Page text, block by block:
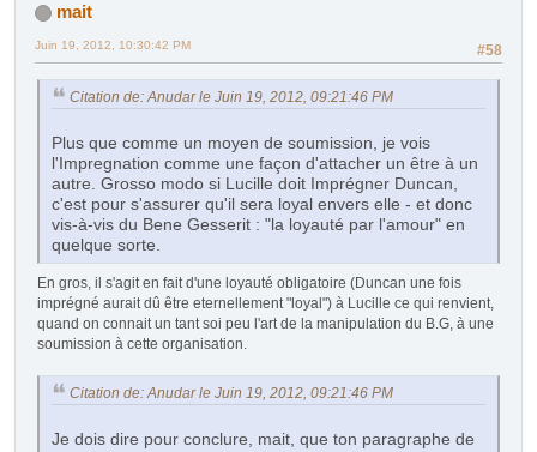
mait
#58
Juin 19, 2012, 10:30:42 PM
Citation de: Anudar le Juin 19, 2012, 09:21:46 PM
Plus que comme un moyen de soumission, je vois
l'Impregnation comme une façon d'attacher un être à un
autre. Grosso modo si Lucille doit Imprégner Duncan,
c'est pour s'assurer qu'il sera loyal envers elle - et donc
vis-à-vis du Bene Gesserit : "la loyauté par l'amour" en
quelque sorte.
En gros, il s'agit en fait d'une loyauté obligatoire (Duncan une fois
imprégné aurait dû être eternellement "loyal") à Lucille ce qui renvient,
quand on connait un tant soi peu l'art de la manipulation du B.G, à une
soumission à cette organisation.
Citation de: Anudar le Juin 19, 2012, 09:21:46 PM
Je dois dire pour conclure, mait, que ton paragraphe de